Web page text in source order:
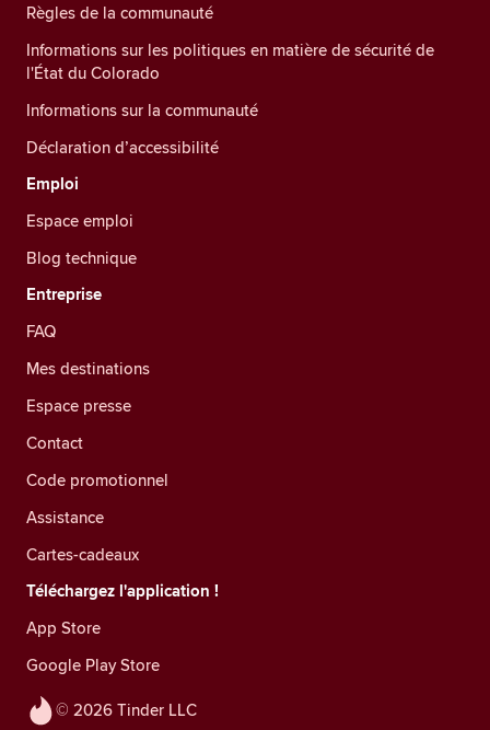
© 2026 Tinder LLC
Règles de la communauté
Informations sur les politiques en matière de sécurité de
l'État du Colorado
Informations sur la communauté
Déclaration d’accessibilité
Emploi
Espace emploi
Blog technique
Entreprise
FAQ
Mes destinations
Espace presse
Contact
Code promotionnel
Assistance
Cartes-cadeaux
Téléchargez l'application !
App Store
Google Play Store